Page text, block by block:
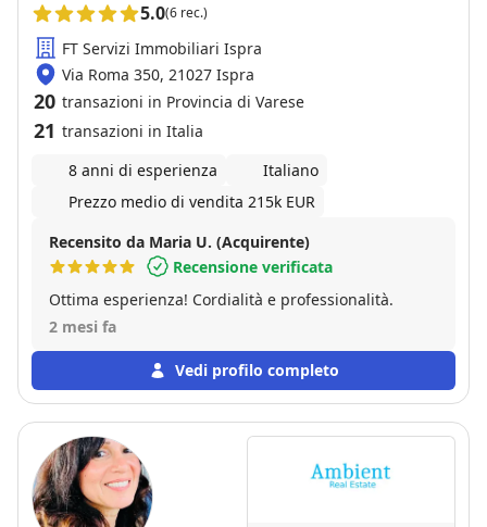
5.0(6 rec.)
FT Servizi Immobiliari Ispra
Via Roma 350, 21027 Ispra
20 transazioni in Provincia di Varese
21 transazioni in Italia
8 anni di esperienza
Italiano
Prezzo medio di vendita 215k EUR
Recensito da Maria U. (Acquirente)
Recensione verificata
Ottima esperienza! Cordialità e professionalità.
2 mesi fa
Vedi profilo completo